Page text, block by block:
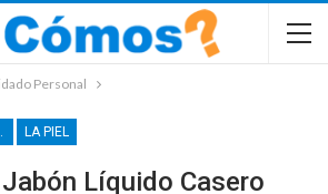
Personal
LA PIEL
Líquido Casero